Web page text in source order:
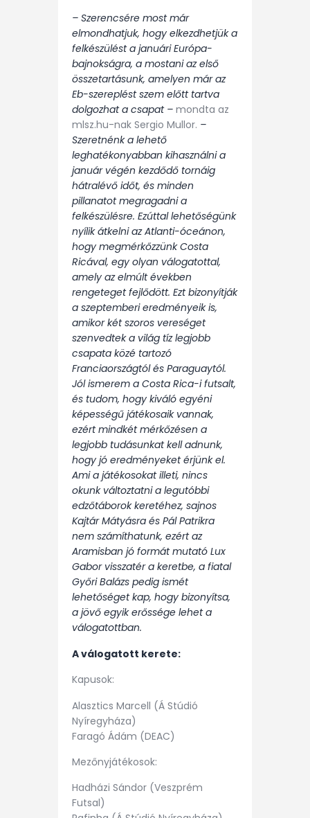
– Szerencsére most már
elmondhatjuk, hogy elkezdhetjük a
felkészülést a januári Európa-
bajnokságra, a mostani az első
összetartásunk, amelyen már az
Eb-szereplést szem előtt tartva
dolgozhat a csapat – mondta az
mlsz.hu-nak Sergio Mullor. –
Szeretnénk a lehető
leghatékonyabban kihasználni a
január végén kezdődő tornáig
hátralévő időt, és minden
pillanatot megragadni a
felkészülésre. Ezúttal lehetőségünk
nyílik átkelni az Atlanti-óceánon,
hogy megmérkőzzünk Costa
Ricával, egy olyan válogatottal,
amely az elmúlt években
rengeteget fejlődött. Ezt bizonyítják
a szeptemberi eredményeik is,
amikor két szoros vereséget
szenvedtek a világ tíz legjobb
csapata közé tartozó
Franciaországtól és Paraguaytól.
Jól ismerem a Costa Rica-i futsalt,
és tudom, hogy kiváló egyéni
képességű játékosaik vannak,
ezért mindkét mérkőzésen a
legjobb tudásunkat kell adnunk,
hogy jó eredményeket érjünk el.
Ami a játékosokat illeti, nincs
okunk változtatni a legutóbbi
edzőtáborok keretéhez, sajnos
Kajtár Mátyásra és Pál Patrikra
nem számíthatunk, ezért az
Aramisban jó formát mutató Lux
Gabor visszatér a keretbe, a fiatal
Győri Balázs pedig ismét
lehetőséget kap, hogy bizonyítsa,
a jövő egyik erőssége lehet a
válogatottban.
A válogatott kerete:
Kapusok:
Alasztics Marcell (Á Stúdió
Nyíregyháza)
Faragó Ádám (DEAC)
Mezőnyjátékosok:
Hadházi Sándor (Veszprém
Futsal)